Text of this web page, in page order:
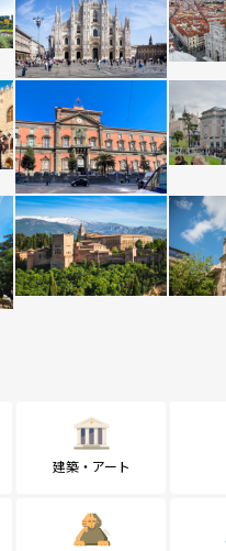
建築・アート